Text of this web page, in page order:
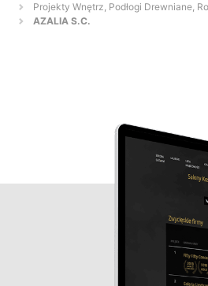
Projekty Wnętrz, Podłogi Drewniane,
AZALIA S.C.